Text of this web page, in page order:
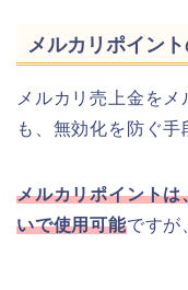
メルカリポイン
メルカリ売上金を
も、無効化を防ぐ手
メルカリポイント
いで使用可能ですが